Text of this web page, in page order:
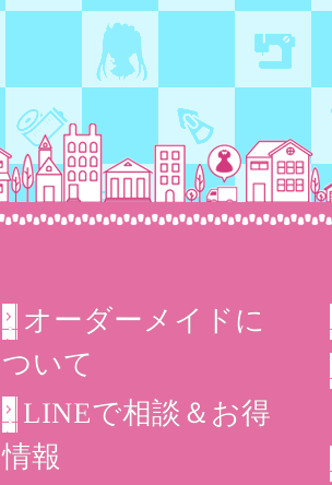
オーダーメイドに
ついて
LINEで相談＆お得
情報